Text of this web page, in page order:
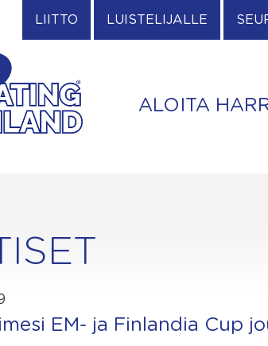
LIITTO LUISTELIJALLE
ALOITA
EM- ja Finlandia Cup